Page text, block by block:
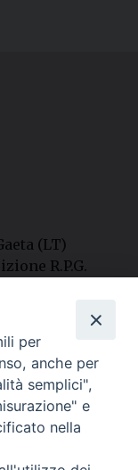
(LT)
R.P.G.
per
anche per
semplici",
e
nella